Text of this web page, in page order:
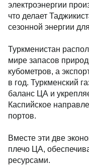
электроэнергии
что делает
сезонной энергии
Туркменистан
мире запасов
кубометров, а
в год. Туркменский
баланс ЦА и
Каспийское
портов.
Вместе эти две
плечо ЦА,
ресурсами.